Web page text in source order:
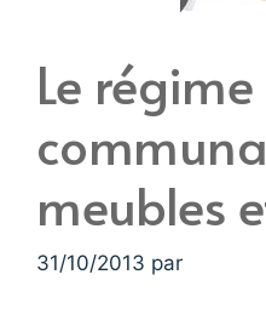
Le
meubles
31/10/2013 par